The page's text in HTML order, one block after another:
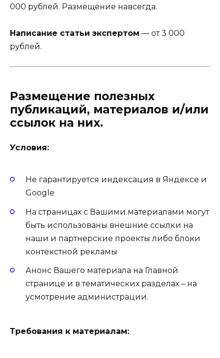
000 рублей. Размещение навсегда.
Написание статьи экспертом — от 3 000
рублей.
Размещение полезных
публикаций, материалов и/или
ссылок на них.
Условия:
Не гарантируется индексация в Яндексе и
Google
На страницах с Вашими материалами могут
быть использованы внешние ссылки на
наши и партнерские проекты либо блоки
контекстной рекламы
Анонс Вашего материала на Главной
странице и в тематических разделах – на
усмотрение администрации.
Требования к материалам: